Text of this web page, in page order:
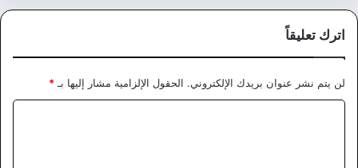
اترك تعليقاً
لن يتم نشر عنوان بريدك الإلكتروني. الحقول الإلزامية مشار إليها بـ *